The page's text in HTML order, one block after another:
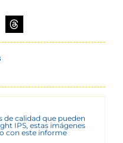
de calidad que pueden
IPS, estas imágenes
con este informe